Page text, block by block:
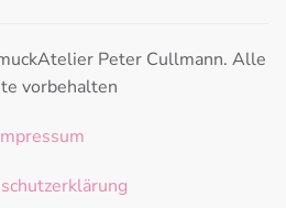
Peter Cullmann. Alle
vorbehalten